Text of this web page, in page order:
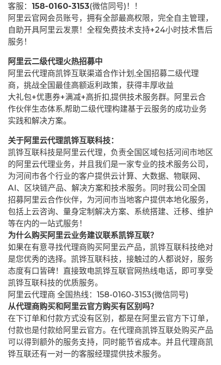
客服： 158-0160-3153(微信同号)！！
阿里云官网会员账号，拥有全部最高权限，完全自主管理，
自助开具阿里云发票！全程免费技术支持+24小时技术售后
服务！
阿里云二级代理火热招募中
阿里云代理商凯铧互联渠道合作计划,全国招募二级代理
商，挑战全国最佳高额返利政策，获得丰厚收益
大礼包+优惠券+满减+高折扣,提供技术服务群。阿里云合
作伙伴生态体系,帮助二级代理构建基于云服务的成功业务
实践和解决方案。
关于阿里云代理凯铧互联科技：
凯铧互联科技是阿里云代理，负责全国区域包括河间市地区
的阿里云代理业务，并且我们是一家专业的技术服务公司，
为河间市各个行业的客户提供云计算、大数据、物联网、
AI、区块链产品、解决方案和技术服务。同时我公司全国
招募阿里云合作伙伴，为河间市当地客户提供本地化服务，
包括上云咨询、量身定制解决方案、系统搭建、迁移、维护
等在内的一站式服务！
为什么购买阿里云业务建议联系凯铧互联？
如果在有意寻找代理商购买阿里云产品，凯铧互联科技绝对
是您优秀的选择。凯铧互联科技，接触过的人都说好，服务
态度有口皆碑！直接致电凯铧互联官网热线电话，即可享受
凯铧互联科技的优质服务。
阿里云代理商 全国热线：158-0160-3153(微信同号)
从代理商购买和阿里云官方购买有区别吗？
在下订单和付款方式没有区别，都是在阿里云官方下订单，
付款也是付款给阿里云官方。在代理商凯铧互联处购买产品
可以得到额外的服务支持，同时能节省成本。并且代理商凯
铧互联还有一对一的客服经理提供技术服务。